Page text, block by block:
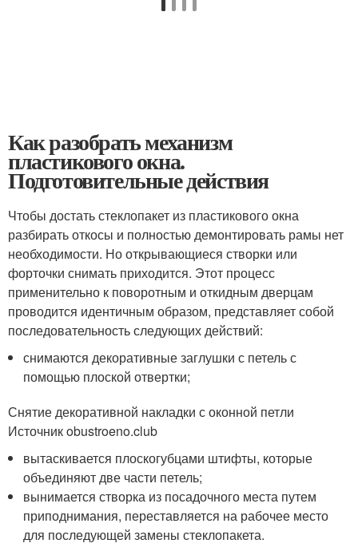
Как разобрать механизм
пластикового окна.
Подготовительные действия
Чтобы достать стеклопакет из пластикового окна
разбирать откосы и полностью демонтировать рамы нет
необходимости. Но открывающиеся створки или
форточки снимать приходится. Этот процесс
применительно к поворотным и откидным дверцам
проводится идентичным образом, представляет собой
последовательность следующих действий:
снимаются декоративные заглушки с петель с
помощью плоской отвертки;
Снятие декоративной накладки с оконной петли
Источник obustroeno.club
вытаскивается плоскогубцами штифты, которые
объединяют две части петель;
вынимается створка из посадочного места путем
приподнимания, переставляется на рабочее место
для последующей замены стеклопакета.